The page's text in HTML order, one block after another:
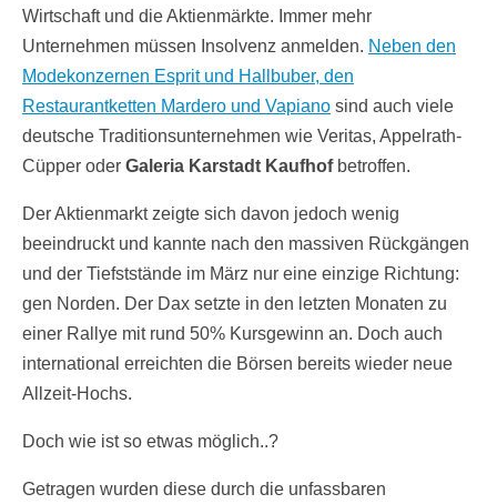
Wirtschaft und die Aktienmärkte. Immer mehr
Unternehmen müssen Insolvenz anmelden. Neben den
Modekonzernen Esprit und Hallbuber, den
Restaurantketten Mardero und Vapiano sind auch viele
deutsche Traditionsunternehmen wie Veritas, Appelrath-
Cüpper oder Galeria Karstadt Kaufhof betroffen.
Der Aktienmarkt zeigte sich davon jedoch wenig
beeindruckt und kannte nach den massiven Rückgängen
und der Tiefststände im März nur eine einzige Richtung:
gen Norden. Der Dax setzte in den letzten Monaten zu
einer Rallye mit rund 50% Kursgewinn an. Doch auch
international erreichten die Börsen bereits wieder neue
Allzeit-Hochs.
Doch wie ist so etwas möglich..?
Getragen wurden diese durch die unfassbaren